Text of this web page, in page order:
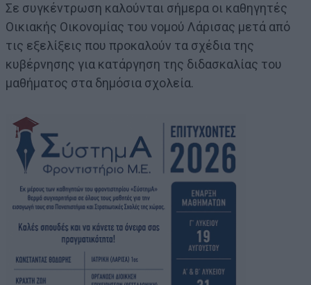
Σε συγκέντρωση καλούνται σήμερα οι καθηγητές
Οικιακής Οικονομίας του νομού Λάρισας μετά από
τις εξελίξεις που προκαλούν τα σχέδια της
κυβέρνησης για κατάργηση της διδασκαλίας του
μαθήματος στα δημόσια σχολεία.